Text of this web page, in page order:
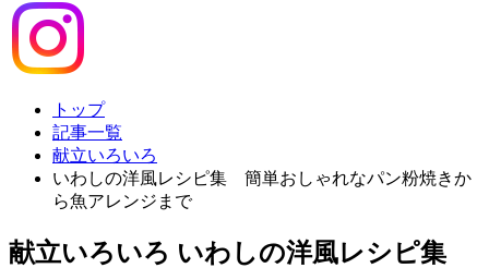
トップ
記事一覧
献立いろいろ
いわしの洋風レシピ集 簡単おしゃれなパン粉焼きか
ら魚アレンジまで
献立いろいろ いわしの洋風レシピ集